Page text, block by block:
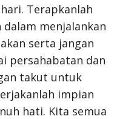
Terapkanlah
menjalankan
serta jangan
persahabatan dan
takut untuk
impian
hati. Kita semua